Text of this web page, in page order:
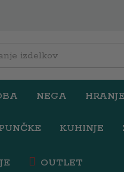
NEGA
KUHINJE
OUTLET